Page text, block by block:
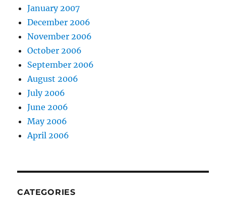
January 2007
December 2006
November 2006
October 2006
September 2006
August 2006
July 2006
June 2006
May 2006
April 2006
CATEGORIES